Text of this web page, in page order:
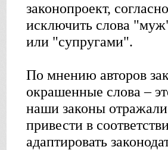
законопроект,
исключить слова
или "супругами".
По мнению авторов
окрашенные слова –
наши законы
привести в
адаптировать